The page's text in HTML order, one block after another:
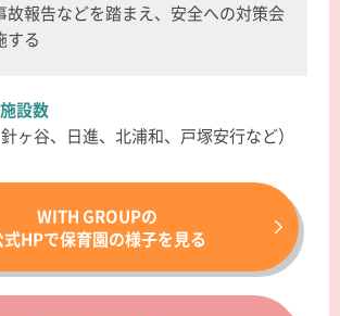
故報告などを踏まえ、安全への対策会
する
設数
ヶ谷、日進、北浦和、戸塚安行など）
WITH GROUPの
式HPで保育園の様子を見る